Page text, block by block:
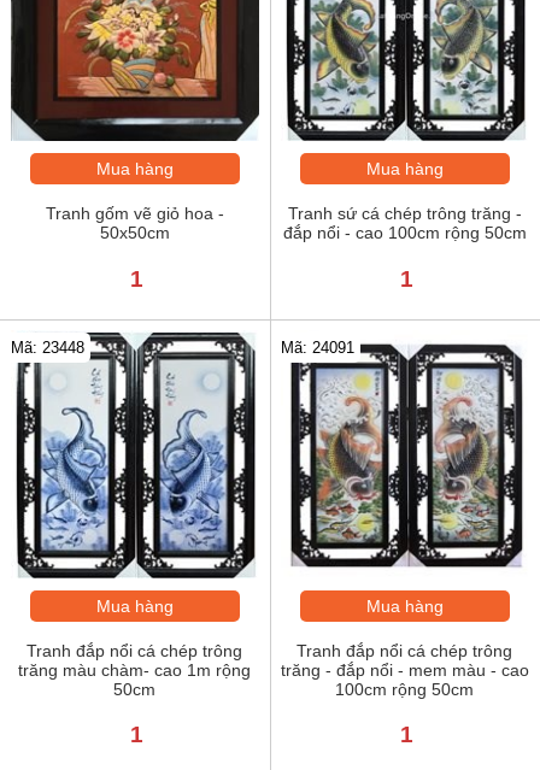
Mua hàng
Tranh gốm vẽ giỏ hoa -
50x50cm
1
Mua hàng
Tranh sứ cá chép trông trăng -
đắp nổi - cao 100cm rộng 50cm
1
Mã: 23448
Mua hàng
Tranh đắp nổi cá chép trông
trăng màu chàm- cao 1m rộng
50cm
1
Mã: 24091
Mua hàng
Tranh đắp nổi cá chép trông
trăng - đắp nổi - mem màu - cao
100cm rộng 50cm
1